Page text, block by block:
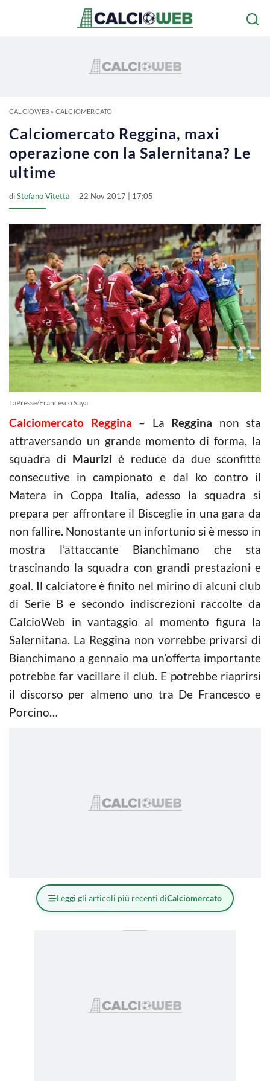
CALCIOWEB» CALCIOMERCATO
Calciomercato Reggina, maxi
operazione con la Salernitana? Le
ultime
diStefano Vitetta 22 Nov 2017 | 17:05
LaPresse/Francesco Saya
Calciomercato Reggina – La Reggina non sta
attraversando un grande momento di forma, la
squadra di Maurizi è reduce da due sconfitte
consecutive in campionato e dal ko contro il
Matera in Coppa Italia, adesso la squadra si
prepara per affrontare il Bisceglie in una gara da
non fallire. Nonostante un infortunio si è messo in
mostra l’attaccante Bianchimano che sta
trascinando la squadra con grandi prestazioni e
goal. Il calciatore è finito nel mirino di alcuni club
di Serie B e secondo indiscrezioni raccolte da
CalcioWeb in vantaggio al momento figura la
Salernitana. La Reggina non vorrebbe privarsi di
Bianchimano a gennaio ma un’offerta importante
potrebbe far vacillare il club. E potrebbe riaprirsi
il discorso per almeno uno tra De Francesco e
Porcino…
Leggi gli articoli più recenti diCalciomercato